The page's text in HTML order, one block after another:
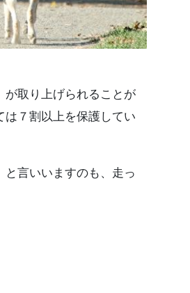
が取り上げられることが
は７割以上を保護してい
言いいますのも、走っ